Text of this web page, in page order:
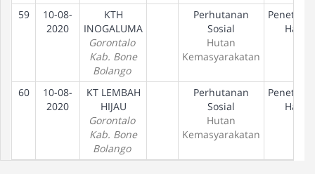
59
10-08-
2020
KTH
INOGALUMA
Gorontalo
Kab. Bone
Bolango
Perhutanan
Sosial
Hutan
Kemasyarakatan
Hak
60
10-08-
2020
KT LEMBAH
HIJAU
Gorontalo
Kab. Bone
Bolango
Perhutanan
Sosial
Hutan
Kemasyarakatan
Hak